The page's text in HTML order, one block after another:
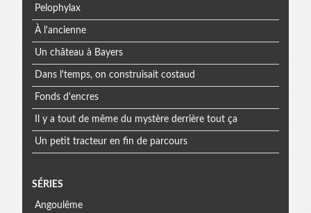
Pelophylax
À l'ancienne
Un château à Bayers
Dans l'temps, on construisait costaud
Fonds d'encres
Il y a tout de même du mystère derrière tout ça
Un petit tracteur en fin de parcours
SÉRIES
Angoulême